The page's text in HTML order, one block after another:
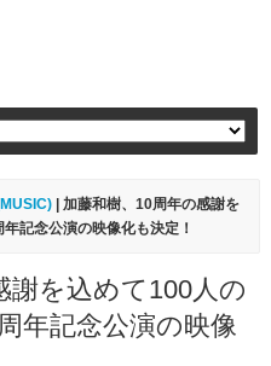
| 加藤和樹、10周年の感謝を
記念公演の映像化も決定！
謝を込めて100人の
年記念公演の映像